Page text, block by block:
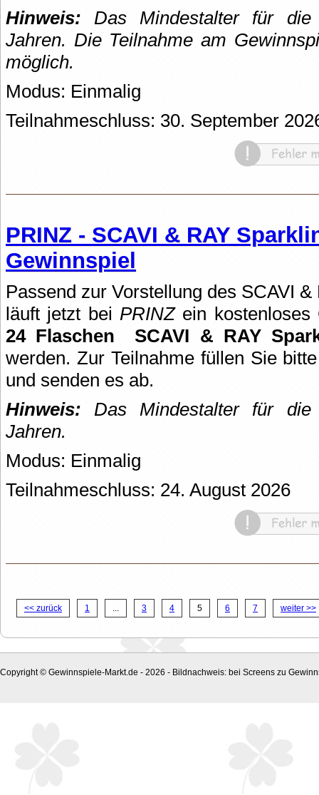
Hinweis: Das Mindestalter für
Jahren. Die Teilnahme am
möglich.
Modus: Einmalig
Teilnahmeschluss: 30. September
PRINZ - SCAVI & RAY
Gewinnspiel
Passend zur Vorstellung des SCAVI
läuft jetzt bei PRINZein kostenloses
24 Flaschen
SCAVI & RAY
werden. Zur Teilnahme füllen Sie
und senden es ab.
Hinweis: Das Mindestalter für
Jahren.
Modus: Einmalig
Teilnahmeschluss: 24. August 2026
<< zurück 1 ... 3 4 5 6 7 weiter >>
Copyright © Gewinnspiele-Markt.de - 2026 - Bildnachweis: bei Screens zu